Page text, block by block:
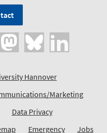
Hannover
Marketing
Data Privacy
Emergency Jobs